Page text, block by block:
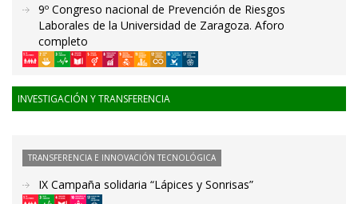
9º Congreso nacional de Prevención de Riesgos
Laborales de la Universidad de Zaragoza. Aforo
completo
INVESTIGACIÓN Y TRANSFERENCIA
TRANSFERENCIA E INNOVACIÓN TECNOLÓGICA
IX Campaña solidaria “Lápices y Sonrisas”